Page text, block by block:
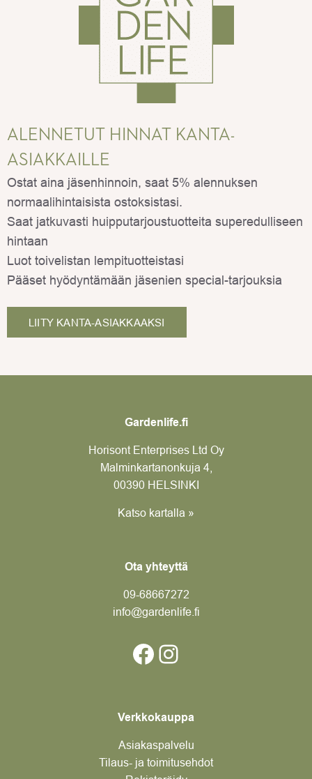
ALENNETUT HINNAT KANTA-
ASIAKKAILLE
Ostat aina jäsenhinnoin, saat 5% alennuksen
normaalihintaisista ostoksistasi.
Saat jatkuvasti huipputarjoustuotteita superedulliseen
hintaan
Luot toivelistan lempituotteistasi
Pääset hyödyntämään jäsenien special-tarjouksia
LIITY KANTA-ASIAKKAAKSI
Gardenlife.fi
Horisont Enterprises Ltd Oy
Malminkartanonkuja 4,
00390 HELSINKI
Katso kartalla »
Ota yhteyttä
09-68667272
info@gardenlife.fi
Facebook
Instagram
Verkkokauppa
Asiakaspalvelu
Tilaus- ja toimitusehdot